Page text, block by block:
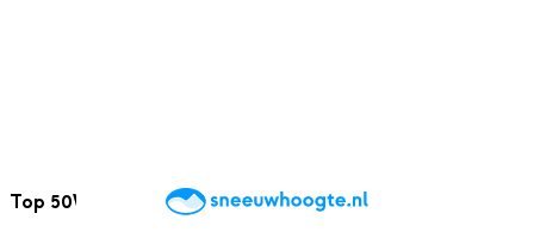
Top 50Webcams WintersportweerKaarten